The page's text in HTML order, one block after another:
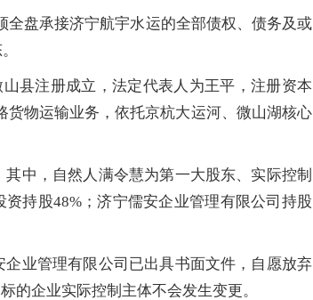
全盘承接济宁航宇水运的全部债权、债务及或
县注册成立，法定代表人为王平，注册资本
物运输业务，依托京杭大运河、微山湖核心
中，自然人满令慧为第一大股东、实际控制
持股48%；济宁儒安企业管理有限公司持股
业管理有限公司已出具书面文件，自愿放弃
的企业实际控制主体不会发生变更。